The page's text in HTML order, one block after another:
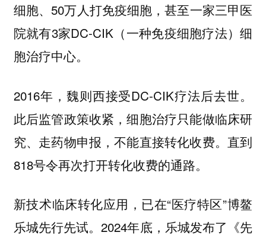
细胞、50万人打免疫细胞，甚至一家三甲医
院就有3家DC-CIK（一种免疫细胞疗法）细
胞治疗中心。
2016年，魏则西接受DC-CIK疗法后去世。
此后监管政策收紧，细胞治疗只能做临床研
究、走药物申报，不能直接转化收费。直到
818号令再次打开转化收费的通路。
新技术临床转化应用，已在“医疗特区”博鳌
乐城先行先试。2024年底，乐城发布了《先